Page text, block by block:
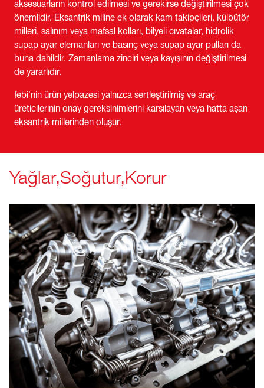
aksesuarların kontrol edilmesi ve gerekirse değiştirilmesi çok
önemlidir. Eksantrik miline ek olarak kam takipçileri, külbütör
milleri, salınım veya mafsal kolları, bilyeli cıvatalar, hidrolik
supap ayar elemanları ve basınç veya supap ayar pulları da
buna dahildir. Zamanlama zinciri veya kayışının değiştirilmesi
de yararlıdır.
febi'nin ürün yelpazesi yalnızca sertleştirilmiş ve araç
üreticilerinin onay gereksinimlerini karşılayan veya hatta aşan
eksantrik millerinden oluşur.
Yağlar,Soğutur,Korur